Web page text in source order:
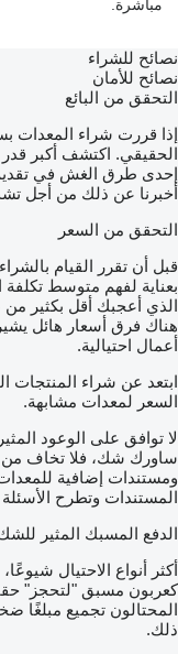
مباشرة.
نصائح للشراء
نصائح للأمان
التحقق من البائع
إذا قررت شراء المعدات
الحقيقي. اكتشف أكبر
إحدى طرق الغش في
أخبرنا عن ذلك من أجل
التحقق من السعر
قبل أن تقرر القيام
بعناية لفهم متوسط
الذي أعجبك أقل بكثير
هناك فرق أسعار هائل
أعمال احتيالية.
ابتعد عن شراء
السعر لمعدات مشابهة.
لا توافق على الوعود
ساورك شك، فلا تخاف
ومستندات إضافية
المستندات وتطرح
الدفع المسبك المثير
أكثر أنواع الاحتيال
كعربون مسبق "لتحجز"
المحتالون تجميع مبلغًا
ذلك.